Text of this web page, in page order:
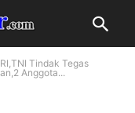
Tindak Tegas
Anggota...